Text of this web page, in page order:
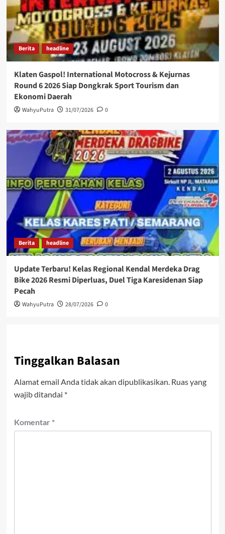
Berita headline
Klaten Gaspol! International Motocross & Kejurnas
Round 6 2026 Siap Dongkrak Sport Tourism dan
Ekonomi Daerah
WahyuPutra 31/07/2026 0
Berita headline
Update Terbaru! Kelas Regional Kendal Merdeka Drag
Bike 2026 Resmi Diperluas, Duel Tiga Karesidenan Siap
Pecah
WahyuPutra 28/07/2026 0
Tinggalkan Balasan
Alamat email Anda tidak akan dipublikasikan. Ruas yang
wajib ditandai *
Komentar *